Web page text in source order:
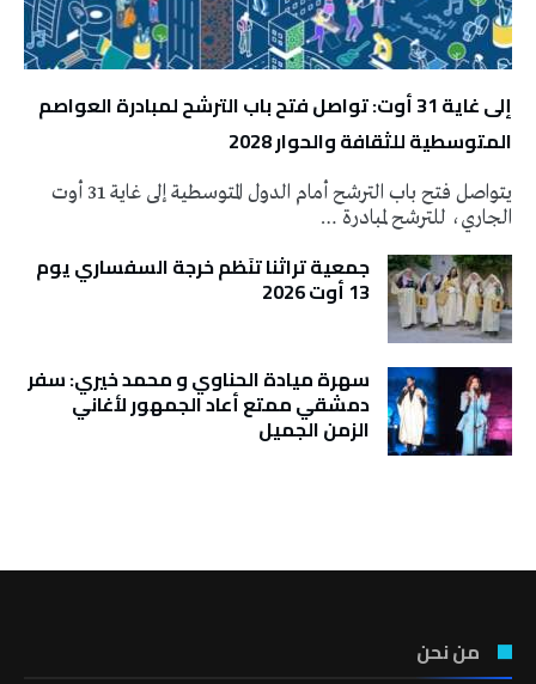
إلى غاية 31 أوت: تواصل فتح باب الترشح لمبادرة العواصم
المتوسطية للثقافة والحوار 2028
يتواصل فتح باب الترشح أمام الدول المتوسطية إلى غاية 31 أوت
الجاري، للترشح لمبادرة …
جمعية تراثنا تنَظم خرجة السفساري يوم
13 أوت 2026
سهرة ميادة الحناوي و محمد خيري: سفر
دمشقي ممتع أعاد الجمهور لأغاني
الزمن الجميل
من نحن